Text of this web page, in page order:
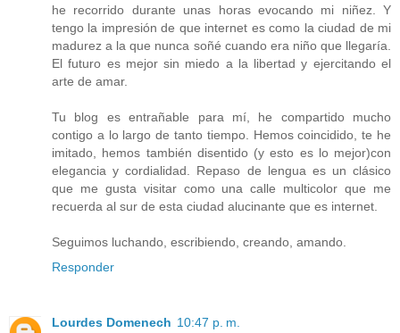
he recorrido durante unas horas evocando mi niñez. Y
tengo la impresión de que internet es como la ciudad de mi
madurez a la que nunca soñé cuando era niño que llegaría.
El futuro es mejor sin miedo a la libertad y ejercitando el
arte de amar.
Tu blog es entrañable para mí, he compartido mucho
contigo a lo largo de tanto tiempo. Hemos coincidido, te he
imitado, hemos también disentido (y esto es lo mejor)con
elegancia y cordialidad. Repaso de lengua es un clásico
que me gusta visitar como una calle multicolor que me
recuerda al sur de esta ciudad alucinante que es internet.
Seguimos luchando, escribiendo, creando, amando.
Responder
Lourdes Domenech 10:47 p. m.